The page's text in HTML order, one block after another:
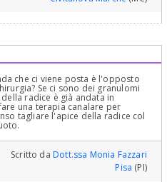
che ci viene posta è l'opposto
Se ci sono dei granulomi
radice è già andata in
una terapia canalare per
tagliare l'apice della radice col
Scritto daDott.ssa Monia Fazzari
Pisa (PI)